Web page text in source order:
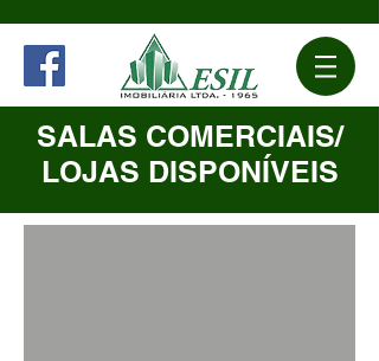
SALAS COMERCIAIS/
LOJAS DISPONÍVEIS